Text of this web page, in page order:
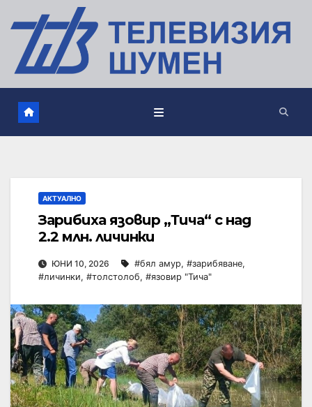
АКТУАЛНО
Зарибиха язовир „Тича“ с над
2.2 млн. личинки
ЮНИ 10, 2026 #бял амур, #зарибяване,
#личинки, #толстолоб, #язовир "Тича"